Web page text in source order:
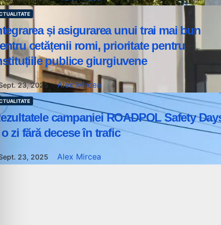
și asigurarea unui trai mai bun
cetățenii romi, prioritate pentru
publice giurgiuvene
23, 2025 Alex Mircea
campaniei ROADPOL Safety
zi fără decese în trafic
23, 2025 Alex Mircea